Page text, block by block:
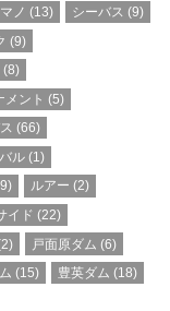
ノ (13) シーバス (9)
(9)
(8)
メント (5)
(66)
ル (1)
ルアー (2)
イド (22)
戸面原ダム (6)
(15) 豊英ダム (18)